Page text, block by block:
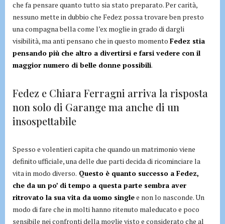
che fa pensare quanto tutto sia stato preparato. Per carità,
nessuno mette in dubbio che Fedez possa trovare ben presto
una compagna bella come l’ex moglie in grado di dargli
visibilità, ma anti pensano che in questo momento Fedez stia
pensando più che altro a divertirsi e farsi vedere con il
maggior numero di belle donne possibili.
Fedez e Chiara Ferragni arriva la risposta
non solo di Garange ma anche di un
insospettabile
Spesso e volentieri capita che quando un matrimonio viene
definito ufficiale, una delle due parti decida di ricominciare la
vita in modo diverso. Questo è quanto successo a Fedez,
che da un po’ di tempo a questa parte sembra aver
ritrovato la sua vita da uomo singlee non lo nasconde. Un
modo di fare che in molti hanno ritenuto maleducato e poco
sensibile nei confronti della moglie visto e considerato che al